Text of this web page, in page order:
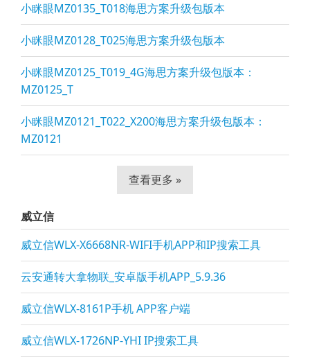
小眯眼MZ0135_T018海思方案升级包版本
小眯眼MZ0128_T025海思方案升级包版本
小眯眼MZ0125_T019_4G海思方案升级包版本：
MZ0125_T
小眯眼MZ0121_T022_X200海思方案升级包版本：
MZ0121
查看更多 »
威立信
威立信WLX-X6668NR-WIFI手机APP和IP搜索工具
云安通转大拿物联_安卓版手机APP_5.9.36
威立信WLX-8161P手机 APP客户端
威立信WLX-1726NP-YHI IP搜索工具